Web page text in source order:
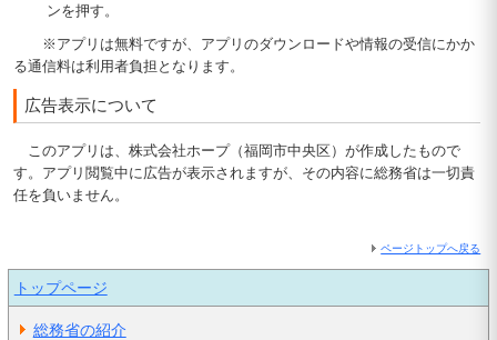
ンを押す。
※アプリは無料ですが、アプリのダウンロードや情報の受信にかか
る通信料は利用者負担となります。
広告表示について
このアプリは、株式会社ホープ（福岡市中央区）が作成したもので
す。アプリ閲覧中に広告が表示されますが、その内容に総務省は一切責
任を負いません。
ページトップへ戻る
トップページ
総務省の紹介